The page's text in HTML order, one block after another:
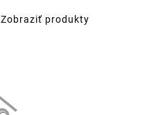
Zobraziť produkty